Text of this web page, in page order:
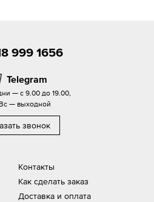
Контакты
Как сделать заказ
Доставка и оплата
999 1656
Telegram
— с 9.00 до 19.00,
— выходной
звонок